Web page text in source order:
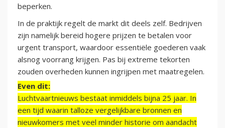
beperken.
In de praktijk regelt de markt dit deels zelf. Bedrijven
zijn namelijk bereid hogere prijzen te betalen voor
urgent transport, waardoor essentiële goederen vaak
alsnog voorrang krijgen. Pas bij extreme tekorten
zouden overheden kunnen ingrijpen met maatregelen.
Even dit:
Luchtvaartnieuws bestaat inmiddels bijna 25 jaar. In
een tijd waarin talloze vergelijkbare bronnen en
nieuwkomers met veel minder historie om aandacht